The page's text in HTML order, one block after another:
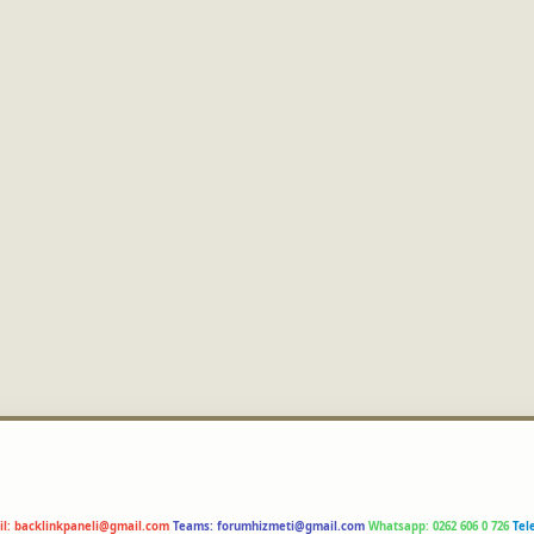
backlinkpaneli@gmail.com Teams: forumhizmeti@gmail.com Whatsapp: 0262 606 0 726